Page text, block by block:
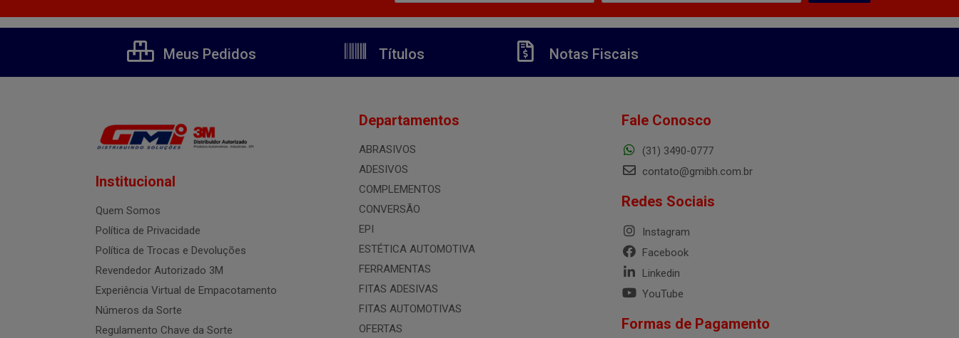
Meus Pedidos Títulos Notas Fiscais
Institucional
Quem Somos
Política de Privacidade
Política de Trocas e Devoluções
Revendedor Autorizado 3M
Experiência Virtual de Empacotamento
Números da Sorte
Regulamento Chave da Sorte
Departamentos
ABRASIVOS
ADESIVOS
COMPLEMENTOS
CONVERSÃO
EPI
ESTÉTICA AUTOMOTIVA
FERRAMENTAS
FITAS ADESIVAS
FITAS AUTOMOTIVAS
OFERTAS
Fale Conosco
(31) 3490-0777
contato@gmibh.com.br
Redes Sociais
Instagram
Facebook
Linkedin
YouTube
Formas de Pagamento